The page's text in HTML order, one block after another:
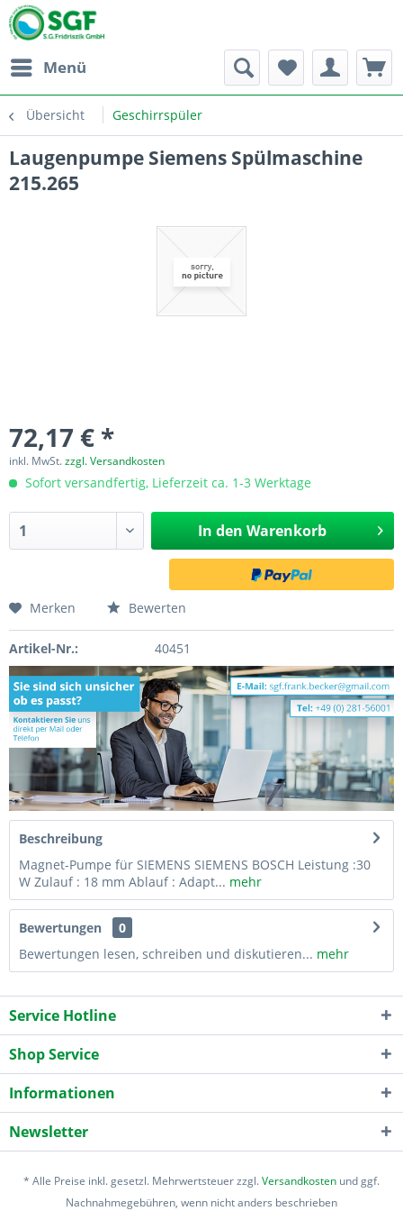
Menü
Übersicht Geschirrspüler
Laugenpumpe Siemens Spülmaschine
215.265
72,17 € *
inkl. MwSt.zzgl. Versandkosten
Sofort versandfertig, Lieferzeit ca. 1-3 Werktage
In den Warenkorb
Merken Bewerten
Artikel-Nr.: 40451
Beschreibung
Magnet-Pumpe für SIEMENS SIEMENS BOSCH Leistung :30
W Zulauf : 18 mm Ablauf : Adapt... mehr
Bewertungen
0
Bewertungen lesen, schreiben und diskutieren... mehr
Service Hotline
Shop Service
Informationen
Newsletter
* Alle Preise inkl. gesetzl. Mehrwertsteuer zzgl.Versandkosten und ggf.
Nachnahmegebühren, wenn nicht anders beschrieben